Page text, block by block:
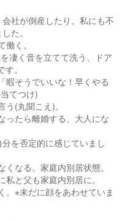
社が倒産したり。私にも不
た。
く。
凄く音を立てて洗う、ドア
。
暇そうでいいな！早くやる
てつけ)
(丸聞こえ)。
ったら離婚する、大人にな
を否定的に感じていまし
なる。家庭内別居状態。
と父も家庭内別居に。
。※未だに顔をあわせていま